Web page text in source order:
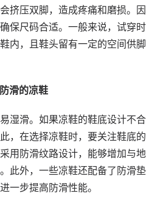
挤压双脚，造成疼痛和磨损。因
保尺码合适。一般来说，试穿时
内，且鞋头留有一定的空间供脚
滑的凉鞋
湿滑。如果凉鞋的鞋底设计不合
，在选择凉鞋时，要关注鞋底的
用防滑纹路设计，能够增加与地
此外，一些凉鞋还配备了防滑垫
一步提高防滑性能。